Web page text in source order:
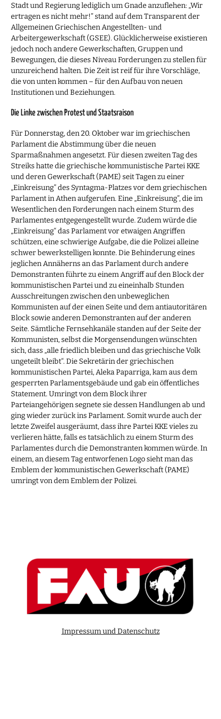
Stadt und Regierung lediglich um Gnade anzuflehen: „Wir
ertragen es nicht mehr!” stand auf dem Transparent der
Allgemeinen Griechischen Angestellten- und
Arbeitergewerkschaft (GSEE). Glücklicherweise existieren
jedoch noch andere Gewerkschaften, Gruppen und
Bewegungen, die dieses Niveau Forderungen zu stellen für
unzureichend halten. Die Zeit ist reif für ihre Vorschläge,
die von unten kommen – für den Aufbau von neuen
Institutionen und Beziehungen.
Die Linke zwischen Protest und Staatsraison
Für Donnerstag, den 20. Oktober war im griechischen
Parlament die Abstimmung über die neuen
Sparmaßnahmen angesetzt. Für diesen zweiten Tag des
Streiks hatte die griechische kommunistische Partei KKE
und deren Gewerkschaft (PAME) seit Tagen zu einer
„Einkreisung” des Syntagma-Platzes vor dem griechischen
Parlament in Athen aufgerufen. Eine „Einkreisung”, die im
Wesentlichen den Forderungen nach einem Sturm des
Parlamentes entgegengestellt wurde. Zudem würde die
„Einkreisung“ das Parlament vor etwaigen Angriffen
schützen, eine schwierige Aufgabe, die die Polizei alleine
schwer bewerkstelligen konnte. Die Behinderung eines
jeglichen Annäherns an das Parlament durch andere
Demonstranten führte zu einem Angriff auf den Block der
kommunistischen Partei und zu eineinhalb Stunden
Ausschreitungen zwischen den unbeweglichen
Kommunisten auf der einen Seite und dem antiautoritären
Block sowie anderen Demonstranten auf der anderen
Seite. Sämtliche Fernsehkanäle standen auf der Seite der
Kommunisten, selbst die Morgensendungen wünschten
sich, dass „alle friedlich bleiben und das griechische Volk
ungeteilt bleibt“. Die Sekretärin der griechischen
kommunistischen Partei, Aleka Paparriga, kam aus dem
gesperrten Parlamentsgebäude und gab ein öffentliches
Statement. Umringt von dem Block ihrer
Parteiangehörigen segnete sie dessen Handlungen ab und
ging wieder zurück ins Parlament. Somit wurde auch der
letzte Zweifel ausgeräumt, dass ihre Partei KKE vieles zu
verlieren hätte, falls es tatsächlich zu einem Sturm des
Parlamentes durch die Demonstranten kommen würde. In
einem, an diesem Tag entworfenen Logo sieht man das
Emblem der kommunistischen Gewerkschaft (PAME)
umringt von dem Emblem der Polizei.
Impressum und Datenschutz